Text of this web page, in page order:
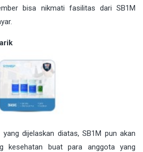
bisa nikmati fasilitas dari SB1M
dijelaskan diatas, SB1M pun akan
kesehatan buat para anggota yang